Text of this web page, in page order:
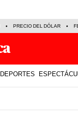
PRECIO DEL DÓLAR
DEPORTES